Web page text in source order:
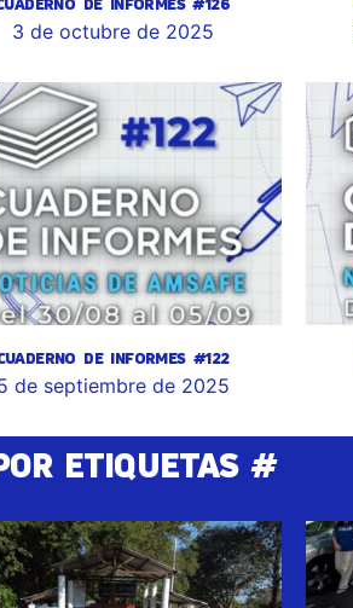
3 de octubre de 2025
DE INFORMES #122
de septiembre de 2025
ETIQUETAS #